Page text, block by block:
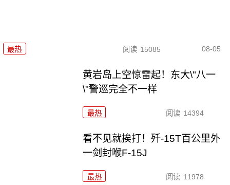
最热 阅读 15085 08-05
黄岩岛上空惊雷起！东大\"八一
\"警巡完全不一样
最热 阅读 14394
看不见就挨打！歼-15T百公里外
一剑封喉F-15J
最热 阅读 11978